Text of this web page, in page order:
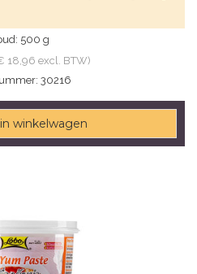
500 g
18,96 excl. BTW)
30216
in winkelwagen